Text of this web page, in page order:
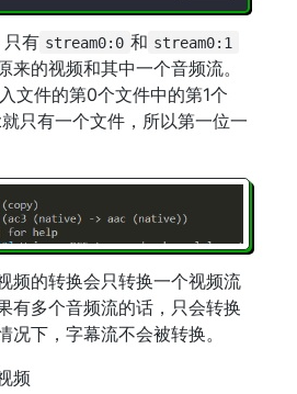
有 stream0:0 和 stream0:1
来的视频和其中一个音频流。
文件的第0个文件中的第1个
只有一个文件，所以第一位一
频的转换会只转换一个视频流
有多个音频流的话，只会转换
况下，字幕流不会被转换。
频